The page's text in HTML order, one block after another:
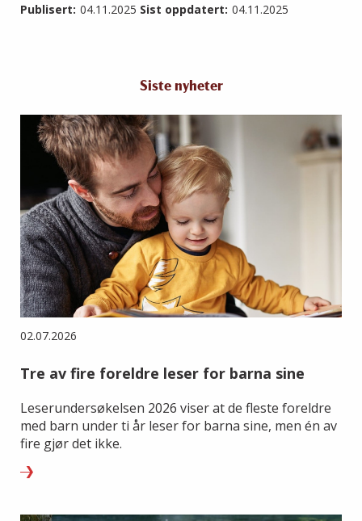
Publisert: 04.11.2025 Sist oppdatert: 04.11.2025
Siste nyheter
02.07.2026
Tre av fire foreldre leser for barna sine
Leserundersøkelsen 2026 viser at de fleste foreldre
med barn under ti år leser for barna sine, men én av
fire gjør det ikke.